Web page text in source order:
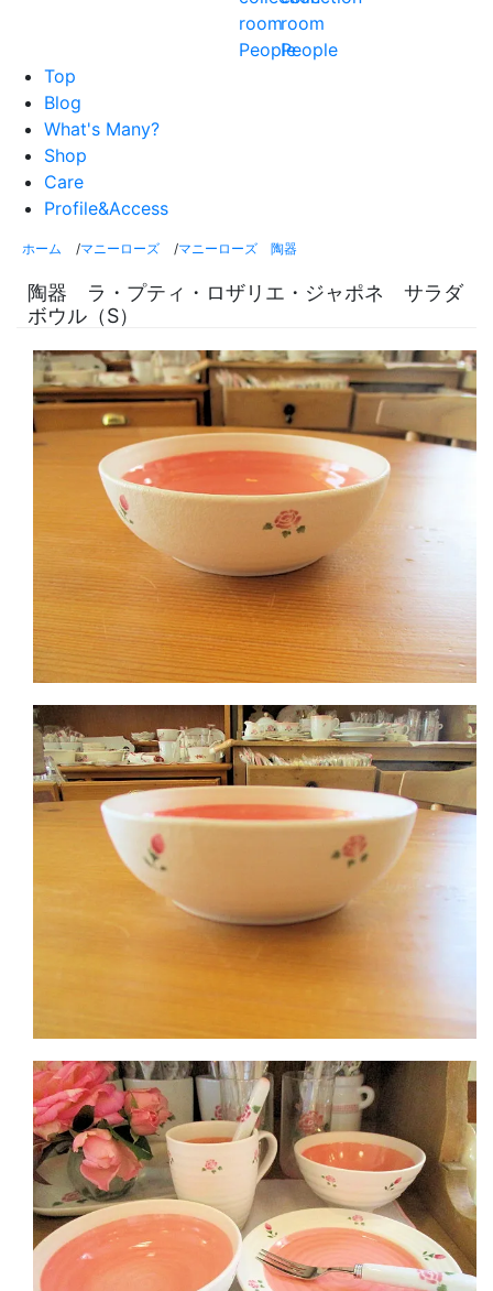
Top
Blog
What's Many?
Shop
Care
Profile&Access
ホーム /マニーローズ /マニーローズ 陶器
陶器 ラ・プティ・ロザリエ・ジャポネ サラダ
ボウル（S）